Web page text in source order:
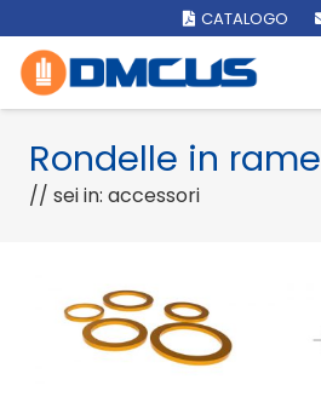
CATALOGO
Rondelle in rame
// sei in: accessori